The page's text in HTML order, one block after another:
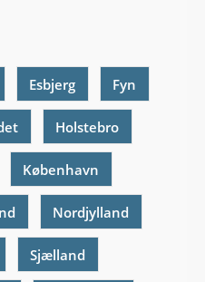
Esbjerg Fyn
Holstebro
København
Nordjylland
Sjælland